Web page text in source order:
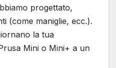
progettato,
(come maniglie, ecc.).
la tua
Mini o Mini+ a un